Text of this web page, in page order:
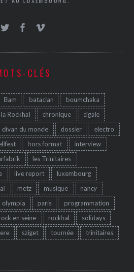
CLÉS
Bam bataclan
boumchaka
Rockhal
chronique
cigale
divan du monde dossier
electro
hors format
interview
les Trinitaires
live report
luxembourg
metz musique
nancy
olympia paris
programmation
en seine rockhal
solidays
sziget tournée
trinitaires